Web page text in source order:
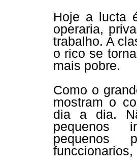
Hoje a lucta
operaria,
trabalho. A
o rico se
mais pobre.
Como o
mostram o
dia a dia.
pequenos
pequenos
funccionarios,